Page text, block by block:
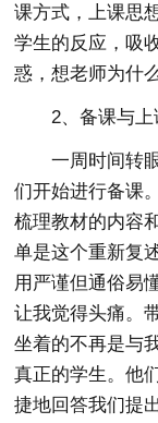
课方式，上课思
学生的反应，吸
惑，想老师为什
2、备课与上
一周时间转
们开始进行备课
梳理教材的内容
单是这个重新复
用严谨但通俗易
让我觉得头痛。
坐着的不再是与
真正的学生。他
捷地回答我们提